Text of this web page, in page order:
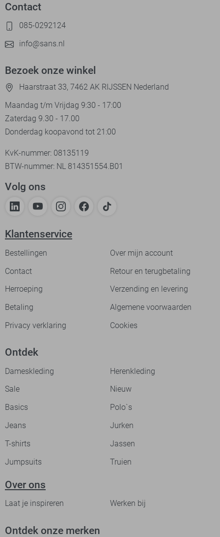
Contact
085-0292124
info@sans.nl
Bezoek onze winkel
Haarstraat 33, 7462 AK RIJSSEN Nederland
Maandag t/m Vrijdag 9:30 - 17:00
Zaterdag 9.30 - 17.00
Donderdag koopavond tot 21:00
KvK-nummer: 08135119
BTW-nummer: NL 814351554.B01
Volg ons
Klantenservice
Bestellingen
Over mijn account
Contact
Retour en terugbetaling
Herroeping
Verzending en levering
Betaling
Algemene voorwaarden
Privacy verklaring
Cookies
Ontdek
Dameskleding
Herenkleding
Sale
Nieuw
Basics
Polo`s
Jeans
Jurken
T-shirts
Jassen
Jumpsuits
Truien
Over ons
Laat je inspireren Werken bij
Ontdek onze merken